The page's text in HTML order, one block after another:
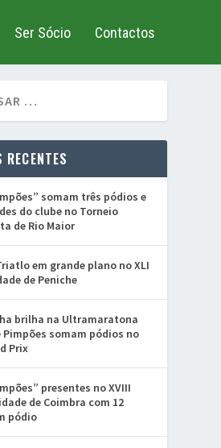
Ser Sócio Contactos
somam três pódios e
do clube no Torneio
de Rio Maior
em grande plano no XLI
de Peniche
brilha na Ultramaratona
Pimpões somam pódios no
Prix
presentes no XVIII
de Coimbra com 12
pódio